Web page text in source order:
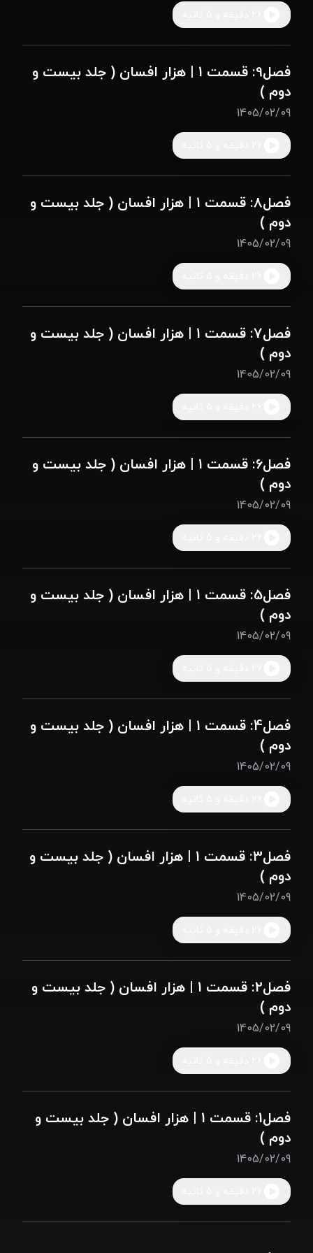
فصل9: قسمت 1 | هزار افسان ( جلد بیست و
دوم )
1405/02/09
فصل8: قسمت 1 | هزار افسان ( جلد بیست و
دوم )
1405/02/09
فصل7: قسمت 1 | هزار افسان ( جلد بیست و
دوم )
1405/02/09
فصل6: قسمت 1 | هزار افسان ( جلد بیست و
دوم )
1405/02/09
فصل5: قسمت 1 | هزار افسان ( جلد بیست و
دوم )
1405/02/09
فصل4: قسمت 1 | هزار افسان ( جلد بیست و
دوم )
1405/02/09
فصل3: قسمت 1 | هزار افسان ( جلد بیست و
دوم )
1405/02/09
فصل2: قسمت 1 | هزار افسان ( جلد بیست و
دوم )
1405/02/09
فصل1: قسمت 1 | هزار افسان ( جلد بیست و
دوم )
1405/02/09